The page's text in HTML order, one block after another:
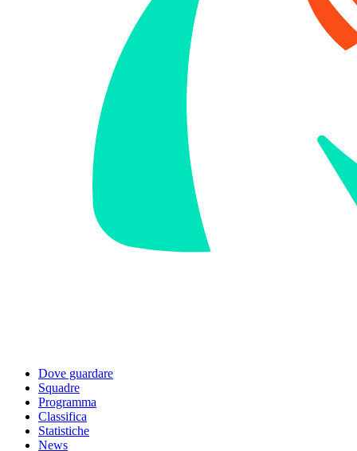
Dove guardare
Squadre
Programma
Classifica
Statistiche
News